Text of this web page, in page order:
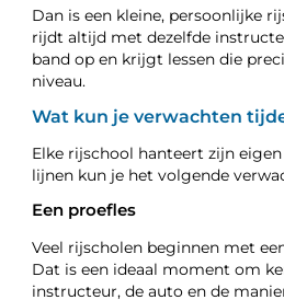
Dan is een kleine, persoonlijke
rijdt altijd met dezelfde
band op en krijgt lessen die
niveau.
Wat kun je verwachten
Elke rijschool hanteert zijn
lijnen kun je het volgende
Een proefles
Veel rijscholen beginnen met
Dat is een ideaal moment om
instructeur, de auto en de